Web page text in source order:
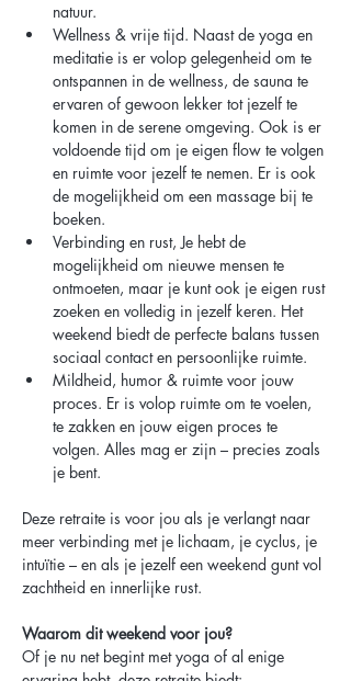
natuur.
Wellness & vrije tijd. Naast de yoga en
meditatie is er volop gelegenheid om te
ontspannen in de wellness, de sauna te
ervaren of gewoon lekker tot jezelf te
komen in de serene omgeving. Ook is er
voldoende tijd om je eigen flow te volgen
en ruimte voor jezelf te nemen. Er is ook
de mogelijkheid om een massage bij te
boeken.
Verbinding en rust, Je hebt de
mogelijkheid om nieuwe mensen te
ontmoeten, maar je kunt ook je eigen rust
zoeken en volledig in jezelf keren. Het
weekend biedt de perfecte balans tussen
sociaal contact en persoonlijke ruimte.
Mildheid, humor & ruimte voor jouw
proces. Er is volop ruimte om te voelen,
te zakken en jouw eigen proces te
volgen. Alles mag er zijn – precies zoals
je bent.
Deze retraite is voor jou als je verlangt naar
meer verbinding met je lichaam, je cyclus, je
intuïtie – en als je jezelf een weekend gunt vol
zachtheid en innerlijke rust.
Waarom dit weekend voor jou?
Of je nu net begint met yoga of al enige